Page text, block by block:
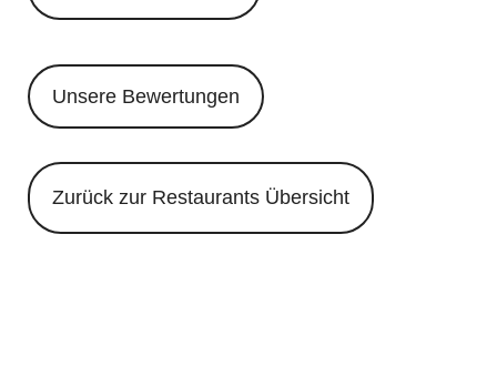
Unsere Bewertungen
Zurück zur Restaurants Übersicht